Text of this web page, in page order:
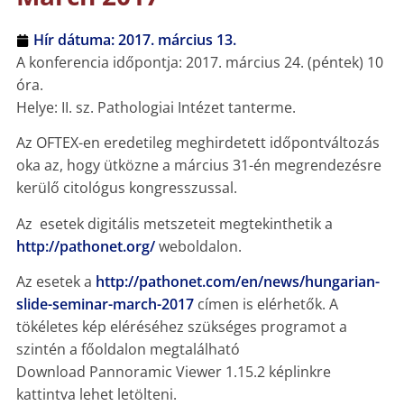
Hír dátuma:2017. március 13.
A konferencia időpontja: 2017. március 24. (péntek) 10
óra.
Helye: II. sz. Pathologiai Intézet tanterme.
Az OFTEX-en eredetileg meghirdetett időpontváltozás
oka az, hogy ütközne a március 31-én megrendezésre
kerülő citológus kongresszussal.
Az esetek digitális metszeteit megtekinthetik a
http://pathonet.org/weboldalon.
Az esetek a http://pathonet.com/en/news/hungarian-
slide-seminar-march-2017címen is elérhetők. A
tökéletes kép eléréséhez szükséges programot a
szintén a főoldalon megtalálható
Download Pannoramic Viewer 1.15.2 képlinkre
kattintva lehet letölteni.